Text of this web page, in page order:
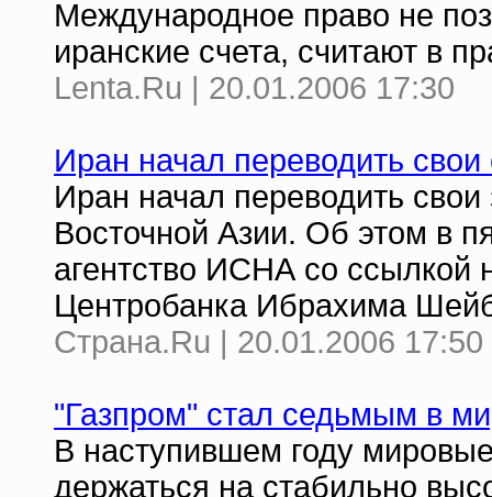
Международное право не
иранские счета, считают в
Lenta.Ru | 20.01.2006 17:30
Иран начал переводить свои
Иран начал переводить
Восточной Азии. Об этом в
агентство ИСНА со ссылкой
Центробанка Ибрахима
Страна.Ru | 20.01.2006 17:50
"Газпром" стал седьмым в
В наступившем году
держаться на стабильно